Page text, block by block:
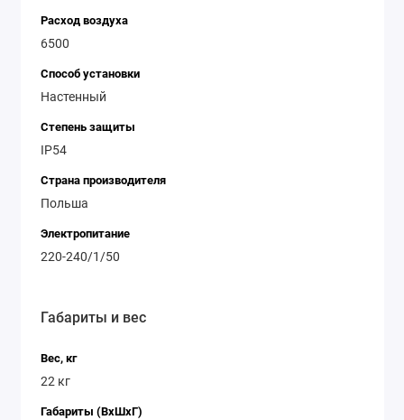
задачей и обеспечит комфортную температуру в
любое время года.
Расход воздуха
6500
Способ установки
Настенный
Степень защиты
IP54
Страна производителя
Польша
Электропитание
220-240/1/50
Габариты и вес
Вес, кг
22 кг
Габариты (ВхШхГ)